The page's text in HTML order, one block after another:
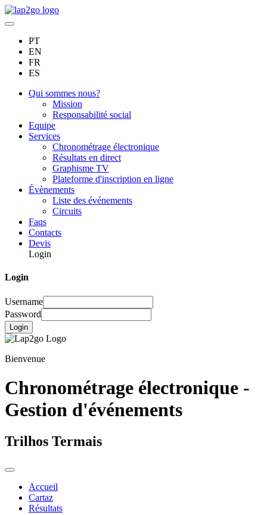
PT
EN
FR
ES
Qui sommes nous?
Mission
Responsabilité social
Equipe
Services
Chronométrage électronique
Résultats en direct
Graphisme TV
Plateforme d'inscription en ligne
Évènements
Liste des événements
Circuits
Faqs
Contacts
Devis
Login
Login
Username
Password
Login
Bienvenue
Chronométrage électronique -
Gestion d'événements
Trilhos Termais
Accueil
Cartaz
Résultats